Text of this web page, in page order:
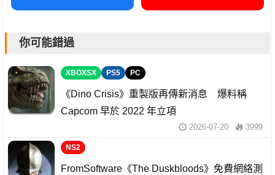
你可能錯過
XBOXSX PS5 PC
《Dino Crisis》重製版再傳新消息 爆料稱
Capcom 早於 2022 年立項
2026-07-20 3999
NS2
FromSoftware《The Duskbloods》免費網絡測